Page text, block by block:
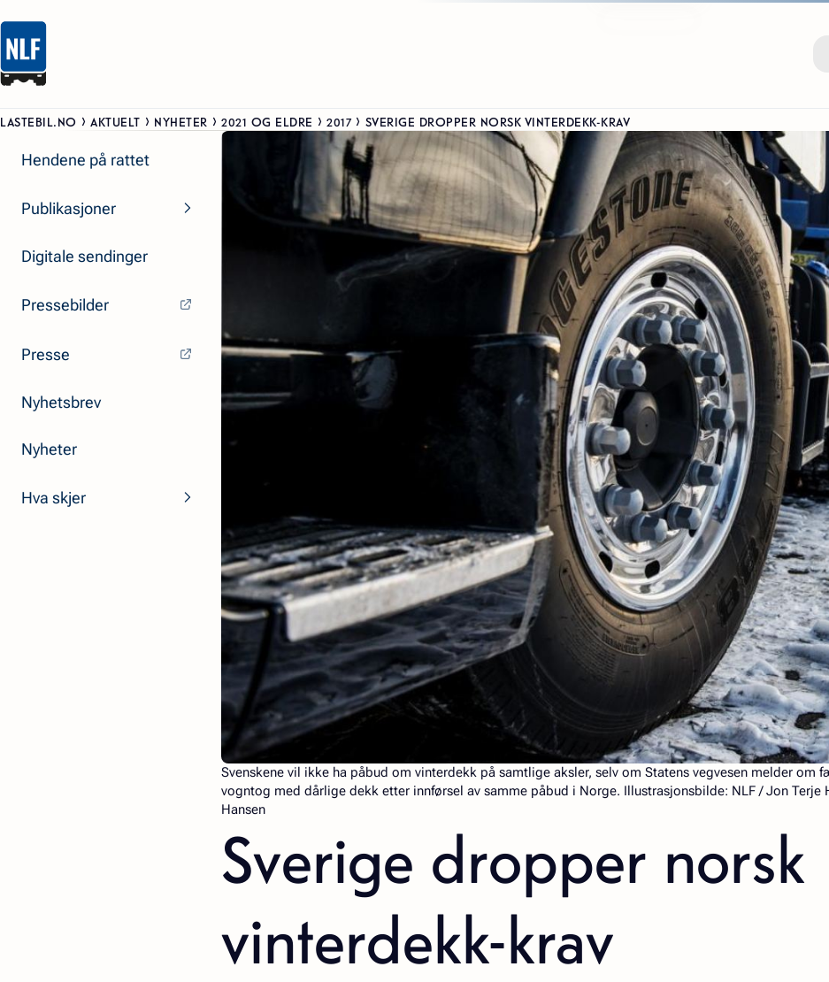
LASTEBIL.NO AKTUELT NYHETER 2021 OG ELDRE 2017 SVERIGE DROPPER NORSK VINTERDEKK-KRAV
Hendene på rattet
Publikasjoner
Digitale sendinger
Pressebilder
Presse
Nyhetsbrev
Nyheter
Hva skjer
Svenskene vil ikke ha påbud om vinterdekk på samtlige aksler, selv om Statens vegvesen melder om
vogntog med dårlige dekk etter innførsel av samme påbud i Norge. Illustrasjonsbilde: NLF / Jon Terje
Hansen
Sverige dropper norsk
vinterdekk-krav